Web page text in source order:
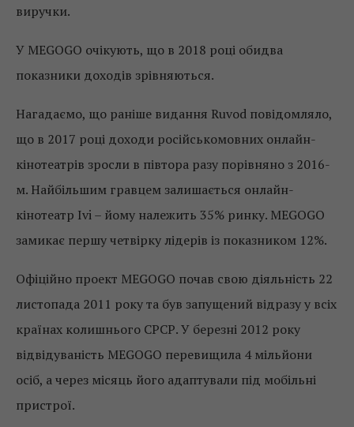
виручки.
У MEGOGO очікують, що в 2018 році обидва
показники доходів зрівняються.
Нагадаємо, що раніше видання Ruvod повідомляло,
що в 2017 році доходи російськомовних онлайн-
кінотеатрів зросли в півтора разу порівняно з 2016-
м. Найбільшим гравцем залишається онлайн-
кінотеатр Ivi – йому належить 35% ринку. MEGOGO
замикає першу четвірку лідерів із показником 12%.
Офіційно проект MEGOGO почав свою діяльність 22
листопада 2011 року та був запущений відразу у всіх
країнах колишнього СРСР. У березні 2012 року
відвідуваність MEGOGO перевищила 4 мільйони
осіб, а через місяць його адаптували під мобільні
пристрої.